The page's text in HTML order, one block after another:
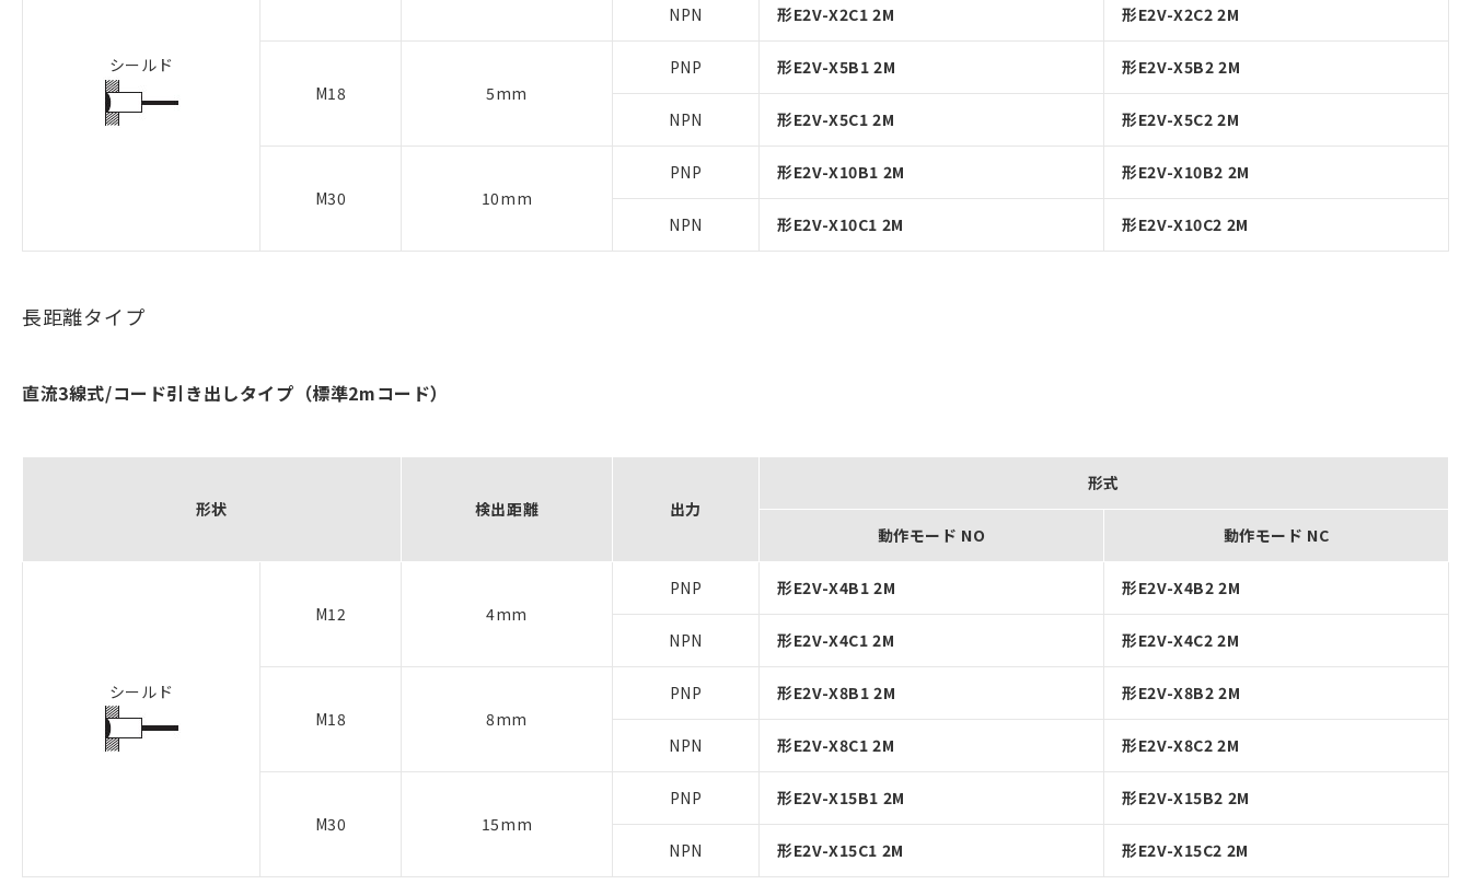
シールド
NPN 形E2V-X2C1 2M 形E2V-X2C2 2M
M18 5mm
PNP 形E2V-X5B1 2M 形E2V-X5B2 2M
NPN 形E2V-X5C1 2M 形E2V-X5C2 2M
M30 10mm
PNP 形E2V-X10B1 2M 形E2V-X10B2 2M
NPN 形E2V-X10C1 2M 形E2V-X10C2 2M
長距離タイプ
直流3線式/コード引き出しタイプ（標準2mコード）
形状 検出距離 出力
形式
動作モード NO 動作モード NC
シールド
M12 4mm
PNP 形E2V-X4B1 2M 形E2V-X4B2 2M
NPN 形E2V-X4C1 2M 形E2V-X4C2 2M
M18 8mm
PNP 形E2V-X8B1 2M 形E2V-X8B2 2M
NPN 形E2V-X8C1 2M 形E2V-X8C2 2M
M30 15mm
PNP 形E2V-X15B1 2M 形E2V-X15B2 2M
NPN 形E2V-X15C1 2M 形E2V-X15C2 2M